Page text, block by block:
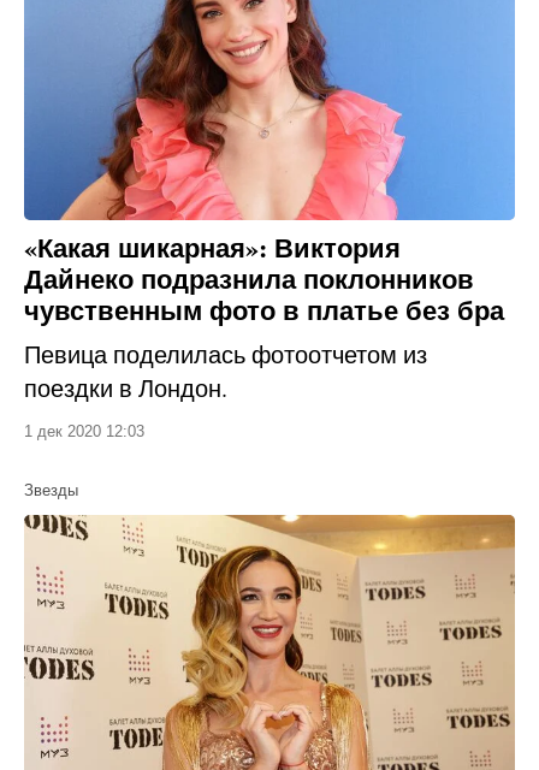
«Какая шикарная»: Виктория
Дайнеко подразнила поклонников
чувственным фото в платье без бра
Певица поделилась фотоотчетом из
поездки в Лондон.
1 дек 2020 12:03
Звезды